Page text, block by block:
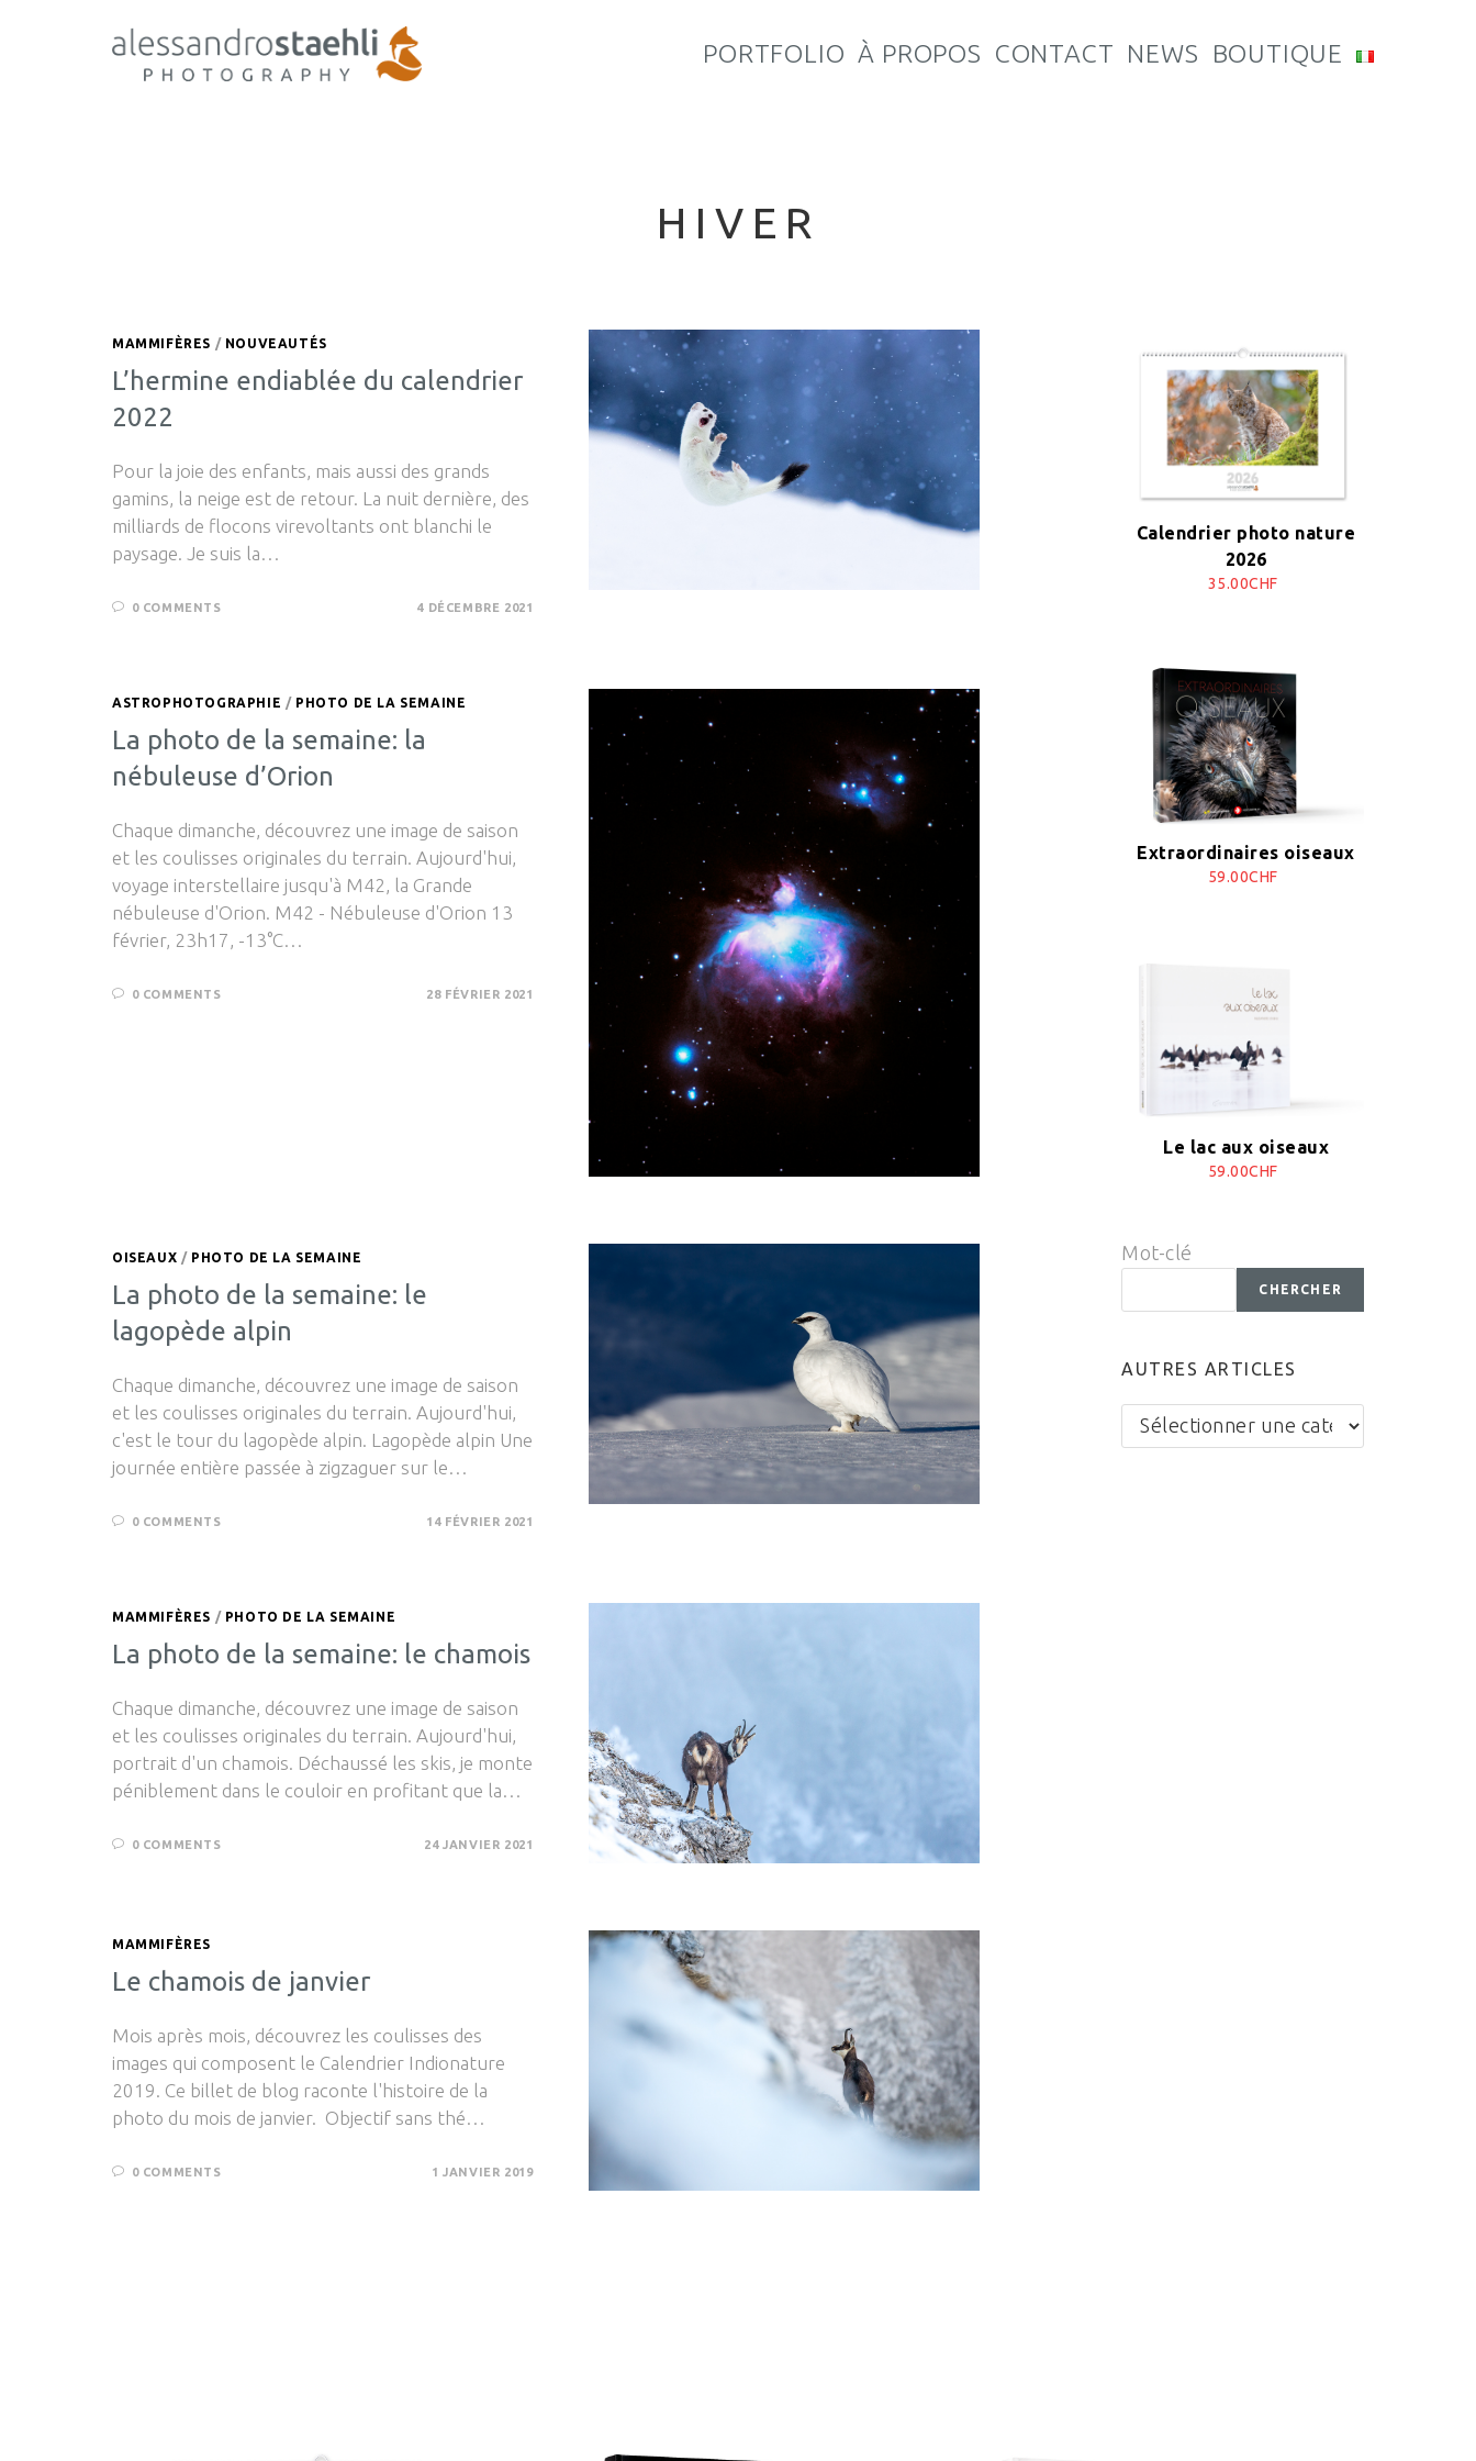
PORTFOLIO À PROPOS CONTACT NEWS BOUTIQUE
HIVER
MAMMIFÈRES / NOUVEAUTÉS
L’hermine endiablée du calendrier
2022
Pour la joie des enfants, mais aussi des grands
gamins, la neige est de retour. La nuit dernière, des
milliards de flocons virevoltants ont blanchi le
paysage. Je suis la…
0 COMMENTS 4 DÉCEMBRE 2021
ASTROPHOTOGRAPHIE / PHOTO DE LA SEMAINE
La photo de la semaine: la
nébuleuse d’Orion
Chaque dimanche, découvrez une image de saison
et les coulisses originales du terrain. Aujourd'hui,
voyage interstellaire jusqu'à M42, la Grande
nébuleuse d'Orion. M42 - Nébuleuse d'Orion 13
février, 23h17, -13°C…
0 COMMENTS 28 FÉVRIER 2021
OISEAUX / PHOTO DE LA SEMAINE
La photo de la semaine: le
lagopède alpin
Chaque dimanche, découvrez une image de saison
et les coulisses originales du terrain. Aujourd'hui,
c'est le tour du lagopède alpin. Lagopède alpin Une
journée entière passée à zigzaguer sur le…
0 COMMENTS 14 FÉVRIER 2021
MAMMIFÈRES / PHOTO DE LA SEMAINE
La photo de la semaine: le chamois
Chaque dimanche, découvrez une image de saison
et les coulisses originales du terrain. Aujourd'hui,
portrait d'un chamois. Déchaussé les skis, je monte
péniblement dans le couloir en profitant que la…
0 COMMENTS 24 JANVIER 2021
MAMMIFÈRES
Le chamois de janvier
Mois après mois, découvrez les coulisses des
images qui composent le Calendrier Indionature
2019. Ce billet de blog raconte l'histoire de la
photo du mois de janvier. Objectif sans thé…
0 COMMENTS 1 JANVIER 2019
Calendrier photo nature
2026
35.00CHF
Extraordinaires oiseaux
59.00CHF
Le lac aux oiseaux
59.00CHF
Mot-clé
CHERCHER
AUTRES ARTICLES
Autres
articles